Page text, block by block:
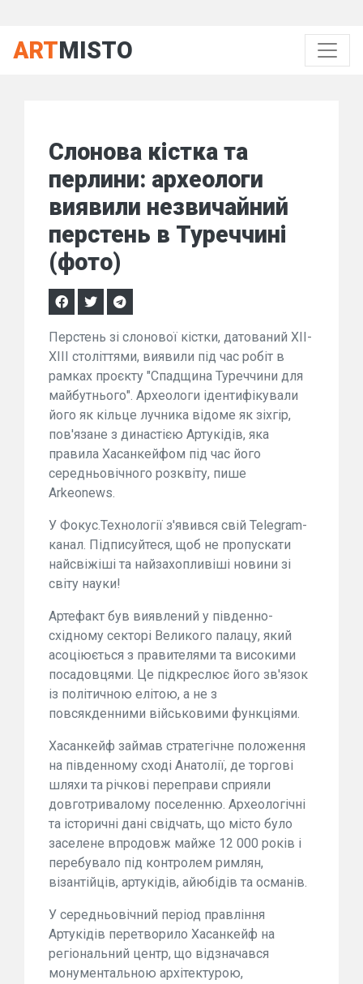
ARTMISTO
Слонова кістка та
перлини: археологи
виявили незвичайний
перстень в Туреччині
(фото)
Перстень зі слонової кістки, датований XII-
XIII століттями, виявили під час робіт в
рамках проєкту "Спадщина Туреччини для
майбутнього". Археологи ідентифікували
його як кільце лучника відоме як зіхгір,
пов'язане з династією Артукідів, яка
правила Хасанкейфом під час його
середньовічного розквіту, пише
Arkeonews.
У Фокус.Технології з'явився свій Telegram-
канал. Підписуйтеся, щоб не пропускати
найсвіжіші та найзахопливіші новини зі
світу науки!
Артефакт був виявлений у південно-
східному секторі Великого палацу, який
асоціюється з правителями та високими
посадовцями. Це підкреслює його зв'язок
із політичною елітою, а не з
повсякденними військовими функціями.
Хасанкейф займав стратегічне положення
на південному сході Анатолії, де торгові
шляхи та річкові переправи сприяли
довготривалому поселенню. Археологічні
та історичні дані свідчать, що місто було
заселене впродовж майже 12 000 років і
перебувало під контролем римлян,
візантійців, артукідів, айюбідів та османів.
У середньовічний період правління
Артукідів перетворило Хасанкейф на
регіональний центр, що відзначався
монументальною архітектурою,